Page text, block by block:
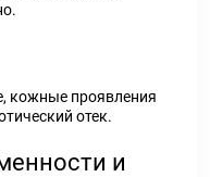
кожные проявления
отек.
и